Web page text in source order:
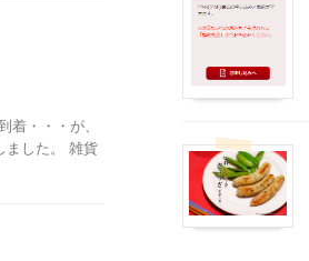
着・・・が、
ました。 雑貨